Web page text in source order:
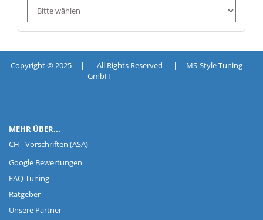
Copyright © 2025 | All Rights Reserved | MS-Style Tuning
GmbH
MEHR ÜBER...
CH - Vorschriften (ASA)
Google Bewertungen
FAQ Tuning
Ratgeber
Unsere Partner